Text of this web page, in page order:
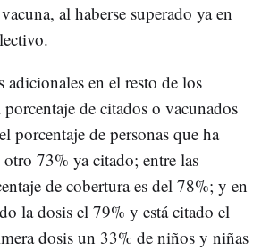
al haberse superado ya en
en el resto de los
de citados o vacunados
porcentaje de personas que ha
73% ya citado; entre las
de cobertura es del 78%; y en
la dosis el 79% y está citado el
dosis un 33% de niños y niñas